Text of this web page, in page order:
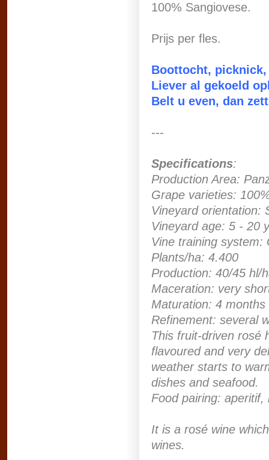
100% Sangiovese.
Prijs per fles.
Boottocht,
Liever al gekoeld
Belt u even, dan
---
Specifications:
Production Area:
Grape varieties:
Vineyard orientation:
Vineyard age: 5 - 20
Vine training system:
Plants/ha: 4.400
Production: 40/45 hl/
Maceration: very
Maturation: 4
Refinement: several
This fruit-driven rosé
flavoured and very
weather starts to
dishes and seafood.
Food pairing:
It is a rosé wine
wines.